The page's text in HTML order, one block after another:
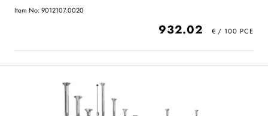
Item No: 9012107.0020
932.02